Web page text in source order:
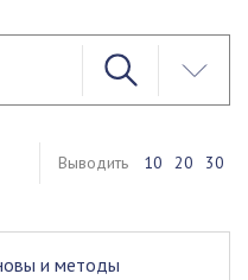
Выводить 10 20 30
и методы